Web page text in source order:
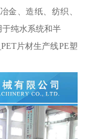
金、造纸、纺织、
纯水系统和半
片材生产线PE塑